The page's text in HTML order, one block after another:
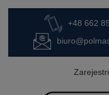
+48 662